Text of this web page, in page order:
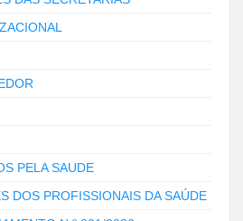
PELA SAUDE
DOS PROFISSIONAIS DA SAÚDE